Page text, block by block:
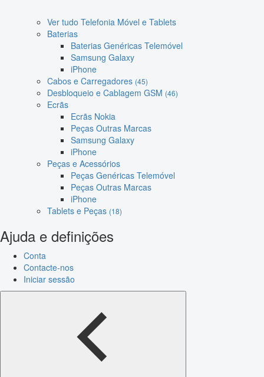
Ver tudo Telefonia Móvel e Tablets
Baterias
Baterias Genéricas Telemóvel
Samsung Galaxy
iPhone
Cabos e Carregadores (45)
Desbloqueio e Cablagem GSM (46)
Ecrãs
Ecrãs Nokia
Peças Outras Marcas
Samsung Galaxy
iPhone
Peças e Acessórios
Peças Genéricas Telemóvel
Peças Outras Marcas
iPhone
Tablets e Peças (18)
Ajuda e definições
Conta
Contacte-nos
Iniciar sessão